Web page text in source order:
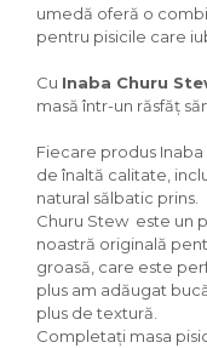
Toaletare cai
Accesorii cai
umedă oferă o
pentru pisicile care
Cu Inaba Churu
masă într-un răsfăț
Fiecare produs
de înaltă calitate,
natural sălbatic prins.
Churu Stew este un
noastră originală
groasă, care este
plus am adăugat
plus de textură.
Completați masa